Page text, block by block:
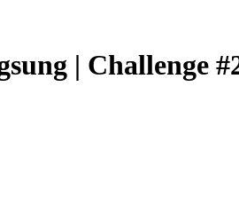
| Challenge